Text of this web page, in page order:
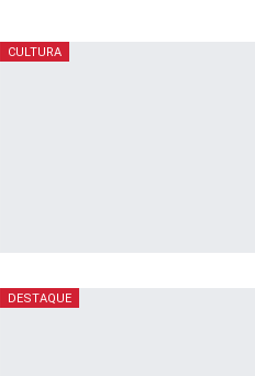
CULTURA
DESTAQUE